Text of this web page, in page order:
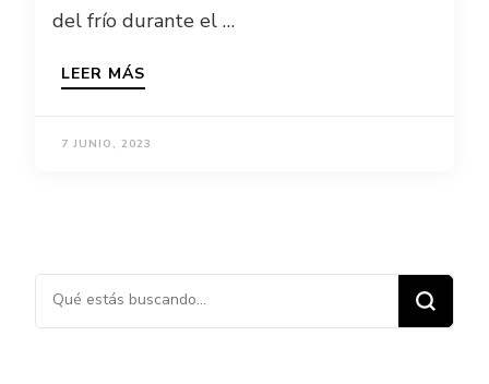
del frío durante el …
LEER MÁS
7 JUNIO, 2023
¿Buscas algo?